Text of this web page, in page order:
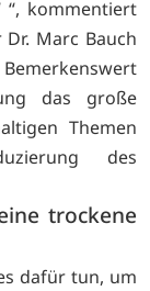
“, kommentiert
Marc Bauch
das große
Themen
des
trockene
dafür tun, um